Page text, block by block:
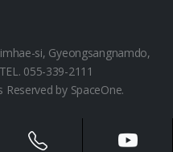
si, Gyeongsangnamdo,
TEL. 055-339-2111
by SpaceOne.